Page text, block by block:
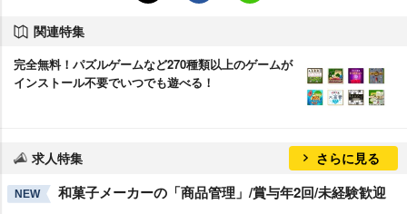
関連特集
完全無料！パズルゲームなど270種類以上のゲームが
インストール不要でいつでも遊べる！
求人特集 さらに見る
NEW 和菓子メーカーの「商品管理」/賞与年2回/未経験歓迎